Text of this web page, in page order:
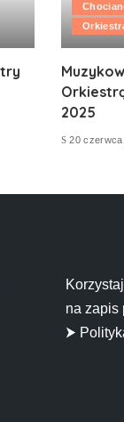
2025
20
na zapis
⮞